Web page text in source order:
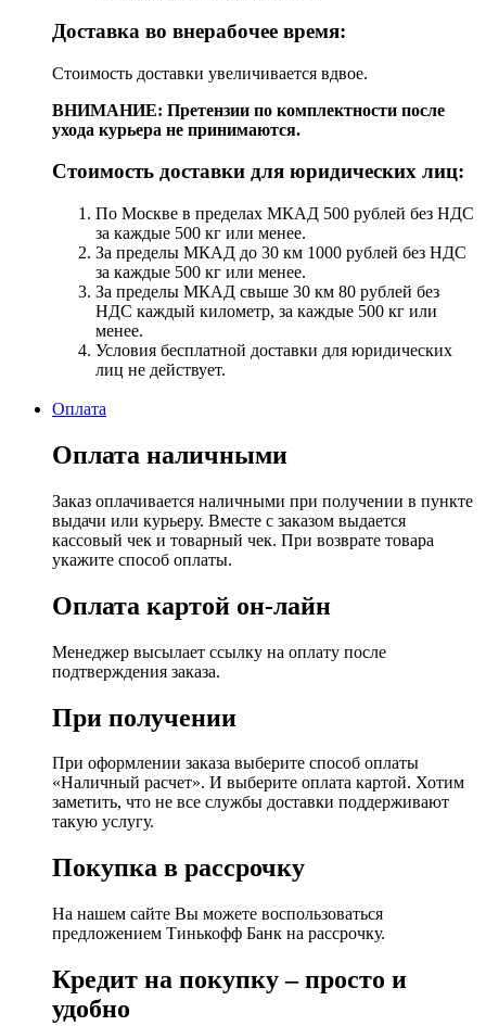
Доставка во внерабочее время:
Стоимость доставки увеличивается вдвое.
ВНИМАНИЕ: Претензии по комплектности после
ухода курьера не принимаются.
Стоимость доставки для юридических лиц:
По Москве в пределах МКАД 500 рублей без НДС
за каждые 500 кг или менее.
За пределы МКАД до 30 км 1000 рублей без НДС
за каждые 500 кг или менее.
За пределы МКАД свыше 30 км 80 рублей без
НДС каждый километр, за каждые 500 кг или
менее.
Условия бесплатной доставки для юридических
лиц не действует.
Оплата
Оплата наличными
Заказ оплачивается наличными при получении в пункте
выдачи или курьеру. Вместе с заказом выдается
кассовый чек и товарный чек. При возврате товара
укажите способ оплаты.
Оплата картой он-лайн
Менеджер высылает ссылку на оплату после
подтверждения заказа.
При получении
При оформлении заказа выберите способ оплаты
«Наличный расчет». И выберите оплата картой. Хотим
заметить, что не все службы доставки поддерживают
такую услугу.
Покупка в рассрочку
На нашем сайте Вы можете воспользоваться
предложением Тинькофф Банк на рассрочку.
Кредит на покупку – просто и
удобно